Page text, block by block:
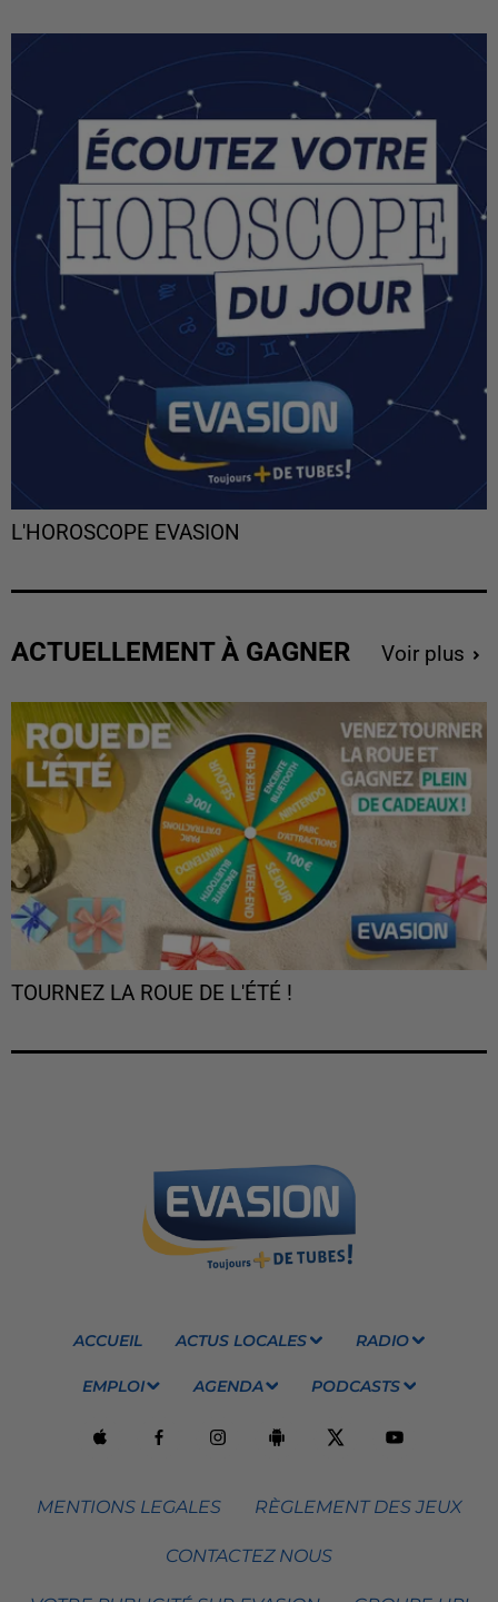
L'HOROSCOPE EVASION
ACTUELLEMENT À GAGNER Voir plus
TOURNEZ LA ROUE DE L'ÉTÉ !
ACCUEIL ACTUS LOCALES RADIO
EMPLOI AGENDA PODCASTS
MENTIONS LEGALES RÈGLEMENT DES JEUX
CONTACTEZ NOUS